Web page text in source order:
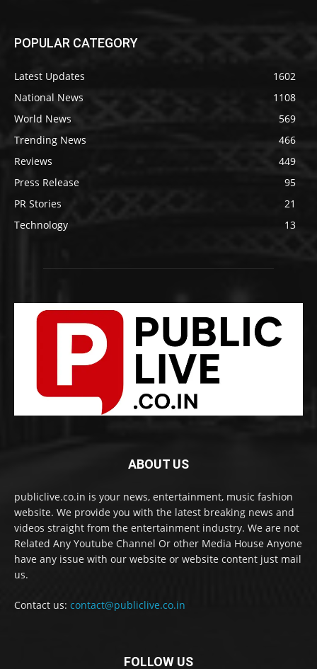
POPULAR CATEGORY
Latest Updates
1602
National News
1108
World News
569
Trending News
466
Reviews
449
Press Release
95
PR Stories
21
Technology
13
ABOUT US
publiclive.co.in is your news, entertainment, music fashion
website. We provide you with the latest breaking news and
videos straight from the entertainment industry. We are not
Related Any Youtube Channel Or other Media House Anyone
have any issue with our website or website content just mail
us.
Contact us: contact@publiclive.co.in
FOLLOW US